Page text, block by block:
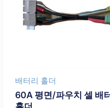
배터리 홀더
60A 평면/파우치 셀 배